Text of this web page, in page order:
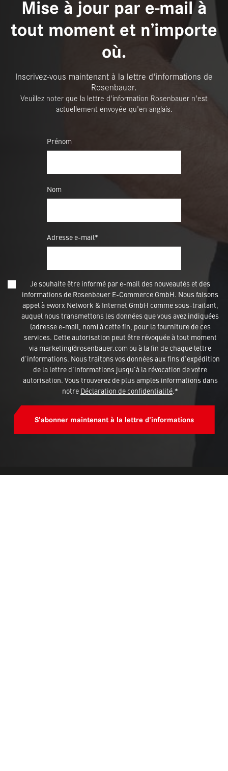
Mise à jour par e-mail à
tout moment et n’importe
où.
Inscrivez-vous maintenant à la lettre d'informations de
Rosenbauer.
Veuillez noter que la lettre d'information Rosenbauer n'est
actuellement envoyée qu'en anglais.
Prénom
Nom
Adresse e-mail*
Je souhaite être informé par e-mail des nouveautés et des
informations de Rosenbauer E-Commerce GmbH. Nous faisons
appel à eworx Network & Internet GmbH comme sous-traitant,
auquel nous transmettons les données que vous avez indiquées
(adresse e-mail, nom) à cette fin, pour la fourniture de ces
services. Cette autorisation peut être révoquée à tout moment
via marketing@rosenbauer.com ou à la fin de chaque lettre
d'informations. Nous traitons vos données aux fins d'expédition
de la lettre d'informations jusqu'à la révocation de votre
autorisation. Vous trouverez de plus amples informations dans
notre Déclaration de confidentialité.*
S'abonner maintenant à la lettre d'informations